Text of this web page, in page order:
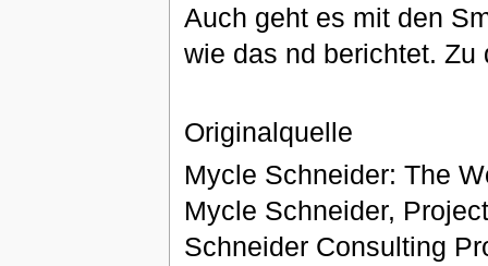
Auch geht es mit den
wie das nd berichtet.
Originalquelle
Mycle Schneider: The
Mycle Schneider,
Schneider Consulting